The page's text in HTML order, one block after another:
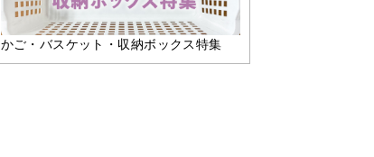
かご・バスケット・収納ボックス特集